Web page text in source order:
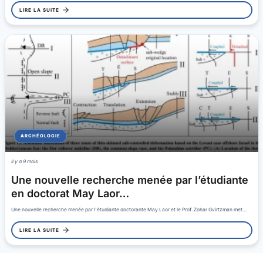
LIRE LA SUITE
ARCHÉOLOGIE
Il y a 9 mois
Une nouvelle recherche menée par l’étudiante
en doctorat May Laor…
Une nouvelle recherche menée par l'étudiante doctorante May Laor et le Prof. Zohar Gvirtzman met…
LIRE LA SUITE